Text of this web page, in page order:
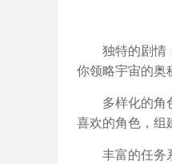
独特的剧情
你领略宇宙的奥
多样化的角
喜欢的角色，组
丰富的任务